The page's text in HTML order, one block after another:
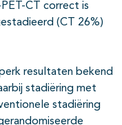
CT correct is
(CT 26%)
resultaten bekend
stadiëring met
stadiëring